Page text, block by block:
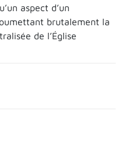
aspect d’un
brutalement la
de l’Église